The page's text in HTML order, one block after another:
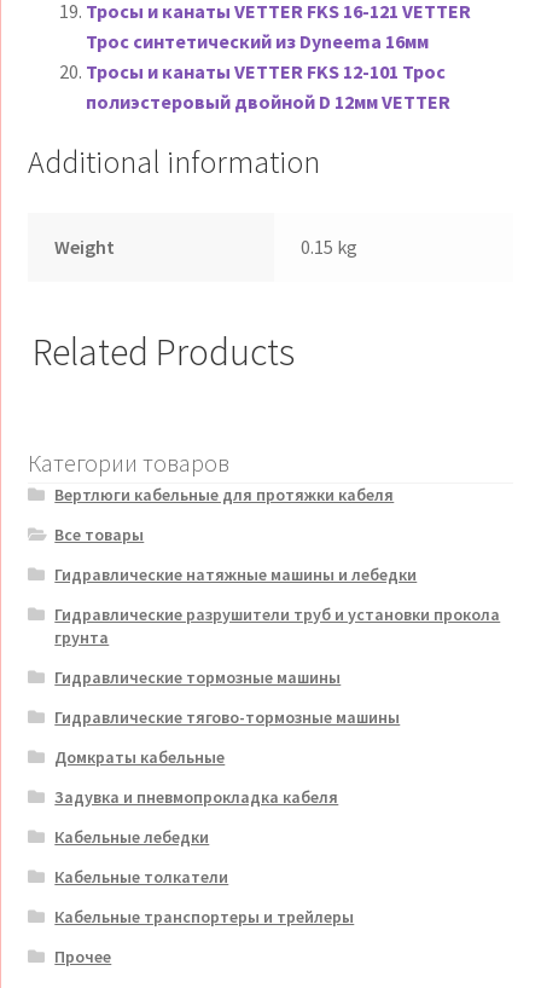
Тросы и канаты VETTER FKS 16-121 VETTER
Трос синтетический из Dyneema 16мм
Тросы и канаты VETTER FKS 12-101 Трос
полиэстеровый двойной D 12мм VETTER
Additional information
Weight 0.15 kg
Related Products
Категории товаров
Вертлюги кабельные для протяжки кабеля
Все товары
Гидравлические натяжные машины и лебедки
Гидравлические разрушители труб и установки прокола
грунта
Гидравлические тормозные машины
Гидравлические тягово-тормозные машины
Домкраты кабельные
Задувка и пневмопрокладка кабеля
Кабельные лебедки
Кабельные толкатели
Кабельные транспортеры и трейлеры
Прочее